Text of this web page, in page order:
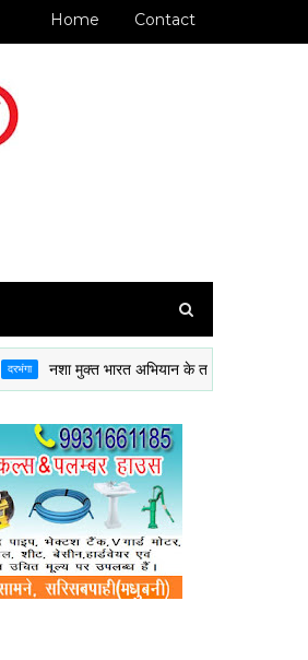
Home Contact
नशा मुक्त भारत अभियान के तहत 8 BH BN NCC